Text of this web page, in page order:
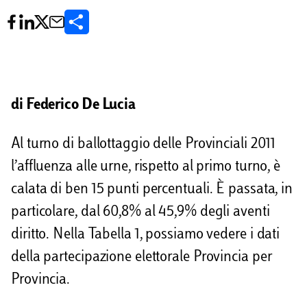
d
v
i
d
i
di Federico De Lucia
Al turno di ballottaggio delle Provinciali 2011
l’affluenza alle urne, rispetto al primo turno, è
calata di ben 15 punti percentuali. È passata, in
particolare, dal 60,8% al 45,9% degli aventi
diritto. Nella Tabella 1, possiamo vedere i dati
della partecipazione elettorale Provincia per
Provincia.